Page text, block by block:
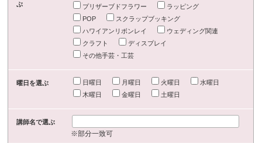
ぶ
プリザーブドフラワー
ラッピング
POP
スクラップブッキング
ハワイアンリボンレイ
ウェディング関連
クラフト
ディスプレイ
その他手芸・工芸
曜日を選ぶ 日曜日 月曜日 火曜日
水曜日
木曜日
金曜日 土曜日
講師名で選ぶ
※部分一致可